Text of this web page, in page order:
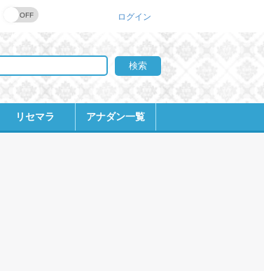
ログイン
リセマラ アナダン一覧